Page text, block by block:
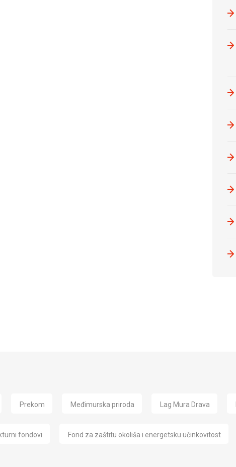
Prekom Međimurska priroda Lag Mura Drava
fondovi Fond za zaštitu okoliša i energetsku učinkovitost